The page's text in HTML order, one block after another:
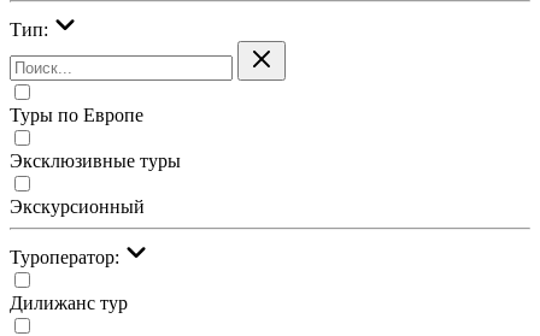
Тип:
Туры по Европе
Эксклюзивные туры
Экскурсионный
Туроператор:
Дилижанс тур